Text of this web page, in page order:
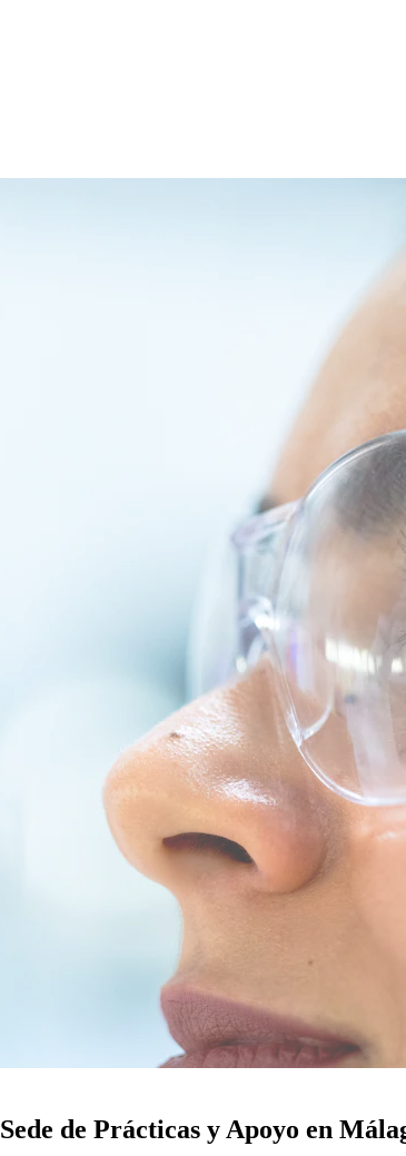
Sede de Prácticas y Apoyo en